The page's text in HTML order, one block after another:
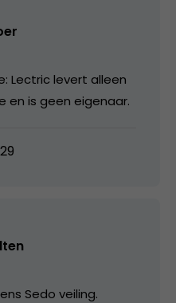
Lectric levert alleen
en is geen eigenaar.
Sedo veiling.